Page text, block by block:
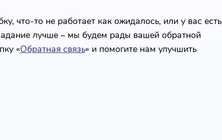
что-то не работает как ожидалось, или у вас есть
лучше – мы будем рады вашей обратной
«Обратная связь» и помогите нам улучшить